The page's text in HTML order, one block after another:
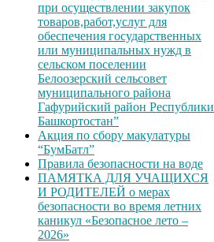
при осуществлении закупок
товаров,работ,услуг для
обеспечения государственных
или муниципальных нужд в
сельском поселении
Белоозерский сельсовет
муниципального района
Гафурийский район Республики
Башкортостан”
Акция по сбору макулатуры
“БумБатл”
Правила безопасности на воде
ПАМЯТКА ДЛЯ УЧАЩИХСЯ
И РОДИТЕЛЕЙ о мерах
безопасности во время летних
каникул «Безопасное лето –
2026»